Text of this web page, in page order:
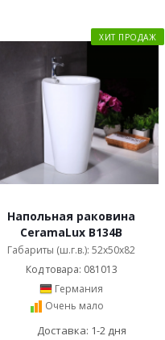
ХИТ ПРОДАЖ
Напольная раковина
CeramaLux B134B
Габариты (ш.г.в.): 52x50x82
Код товара: 081013
Германия
Очень мало
Доставка: 1-2 дня